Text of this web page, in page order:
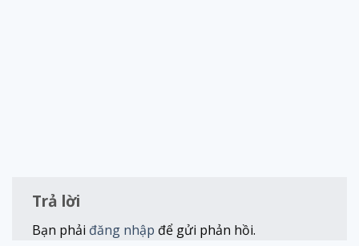
Trả lời
Bạn phải đăng nhập để gửi phản hồi.